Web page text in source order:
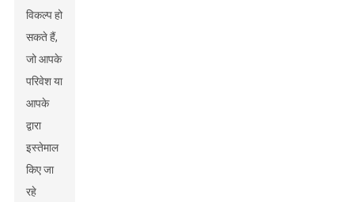
विकल्प हो
सकते हैं,
जो आपके
परिवेश या
आपके
द्वारा
इस्तेमाल
किए जा
रहे